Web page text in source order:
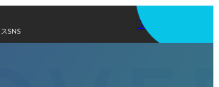
SNS
アプリを使う